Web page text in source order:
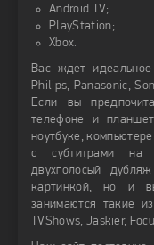
Android TV;
PlayStation;
Xbox.
Вас ждет идеальное
Philips, Panasonic,
Если вы
телефоне и
ноутбуке,
с субтитрами на
двухголосый
картинкой, но и
занимаются такие
TVShows, Jaskier,